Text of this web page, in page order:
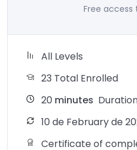
Free access
All Levels
23 Total Enrolled
20 minutes
10 de February de
Certificate of